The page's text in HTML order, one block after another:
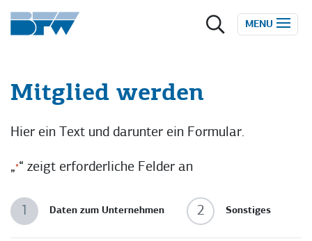
Zum Inhalt springen
MENU
Mitglied werden
Hier ein Text und darunter ein Formular.
„*“ zeigt erforderliche Felder an
1 Daten zum Unternehmen 2 Sonstiges